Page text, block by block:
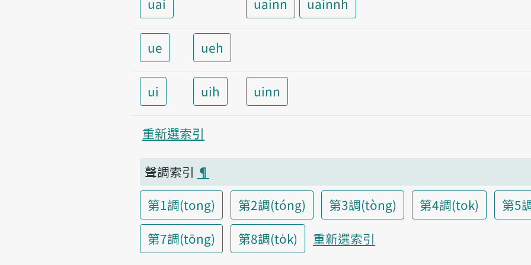
ue ueh
ui uih uinn
重新選索引
聲調索引 ¶
第1調(tong)
第2調(tóng) 第3調(tòng) 第4調(tok)
第5
第7調(tōng)
第8調(to̍k) 重新選索引